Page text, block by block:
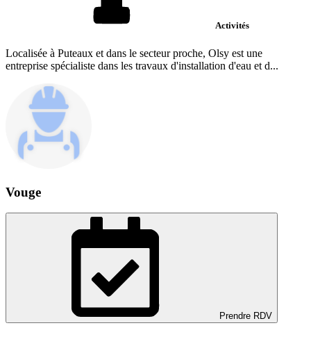
Activités
Localisée à Puteaux et dans le secteur proche, Olsy est une
entreprise spécialiste dans les travaux d'installation d'eau et d...
Vouge
Prendre RDV